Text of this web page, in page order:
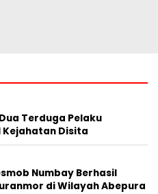
Terduga Pelaku
Kejahatan Disita
Numbay Berhasil
di Wilayah Abepura